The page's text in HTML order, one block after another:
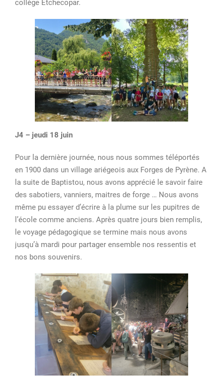
collège Etchecopar.
J4 – jeudi 18 juin
Pour la dernière journée, nous nous sommes téléportés
en 1900 dans un village ariégeois aux Forges de Pyrène. A
la suite de Baptistou, nous avons apprécié le savoir faire
des sabotiers, vanniers, maitres de forge … Nous avons
même pu essayer d’écrire à la plume sur les pupitres de
l’école comme anciens. Après quatre jours bien remplis,
le voyage pédagogique se termine mais nous avons
jusqu’à mardi pour partager ensemble nos ressentis et
nos bons souvenirs.